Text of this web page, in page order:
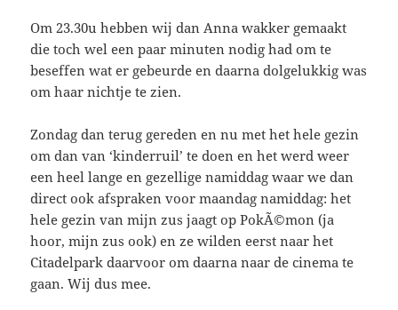
Om 23.30u hebben wij dan Anna wakker gemaakt
die toch wel een paar minuten nodig had om te
beseffen wat er gebeurde en daarna dolgelukkig was
om haar nichtje te zien.
Zondag dan terug gereden en nu met het hele gezin
om dan van ‘kinderruil’ te doen en het werd weer
een heel lange en gezellige namiddag waar we dan
direct ook afspraken voor maandag namiddag: het
hele gezin van mijn zus jaagt op PokÃ©mon (ja
hoor, mijn zus ook) en ze wilden eerst naar het
Citadelpark daarvoor om daarna naar de cinema te
gaan. Wij dus mee.